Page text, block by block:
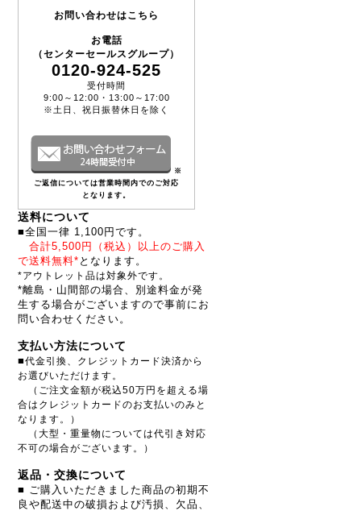
お問い合わせはこちら
お電話
（センターセールスグループ）
0120-924-525
受付時間
9:00～12:00・13:00～17:00
※土日、祝日振替休日を除く
※
ご返信については営業時間内でのご対応
となります。
送料について
■全国一律 1,100円です。
合計5,500円（税込）以上のご購入
で送料無料* となります。
*アウトレット品は対象外です。
*離島・山間部の場合、別途料金が発
生する場合がございますので事前にお
問い合わせください。
支払い方法について
■代金引換、クレジットカード決済から
お選びいただけます。
（ご注文金額が税込50万円を超える場
合はクレジットカードのお支払いのみと
なります。）
（大型・重量物については代引き対応
不可の場合がございます。）
返品・交換について
■ ご購入いただきました商品の初期不
良や配送中の破損および汚損、欠品、